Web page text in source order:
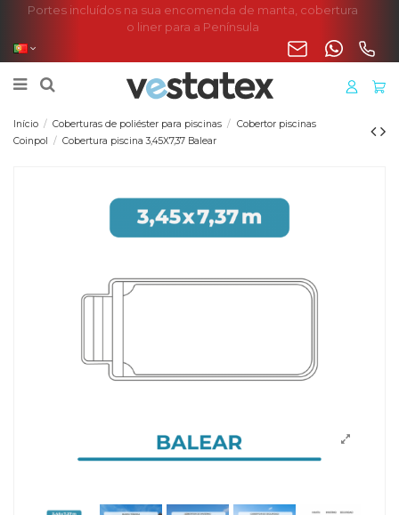
Portes incluídos na sua encomenda de manta, cobertura
o liner para a Península
Início Coberturas de poliéster para piscinas
Cobertor piscinas
Coinpol
Cobertura piscina 3,45X7,37 Balear